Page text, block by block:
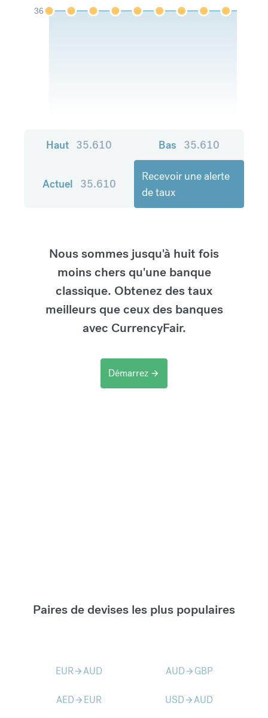
36
Haut 35.610 Bas 35.610
Actuel 35.610
Recevoir une alerte
de taux
Nous sommes jusqu'à huit fois
moins chers qu'une banque
classique. Obtenez des taux
meilleurs que ceux des banques
avec CurrencyFair.
Démarrez arrow_forward
Paires de devises les plus populaires
EURarrow_forwardAUD AUDarrow_forward GBP
AEDarrow_forward EUR USDarrow_forwardAUD